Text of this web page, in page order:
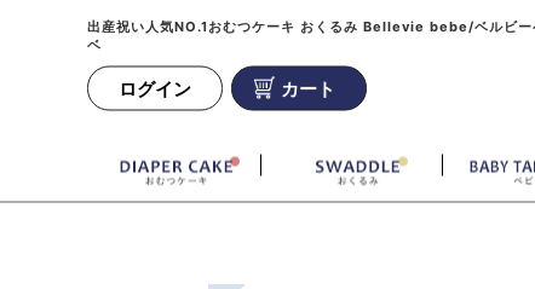
出産祝い人気NO.1おむつケーキ おくるみ Bellevie bebe/ベルビー
ベ
ログイン カート